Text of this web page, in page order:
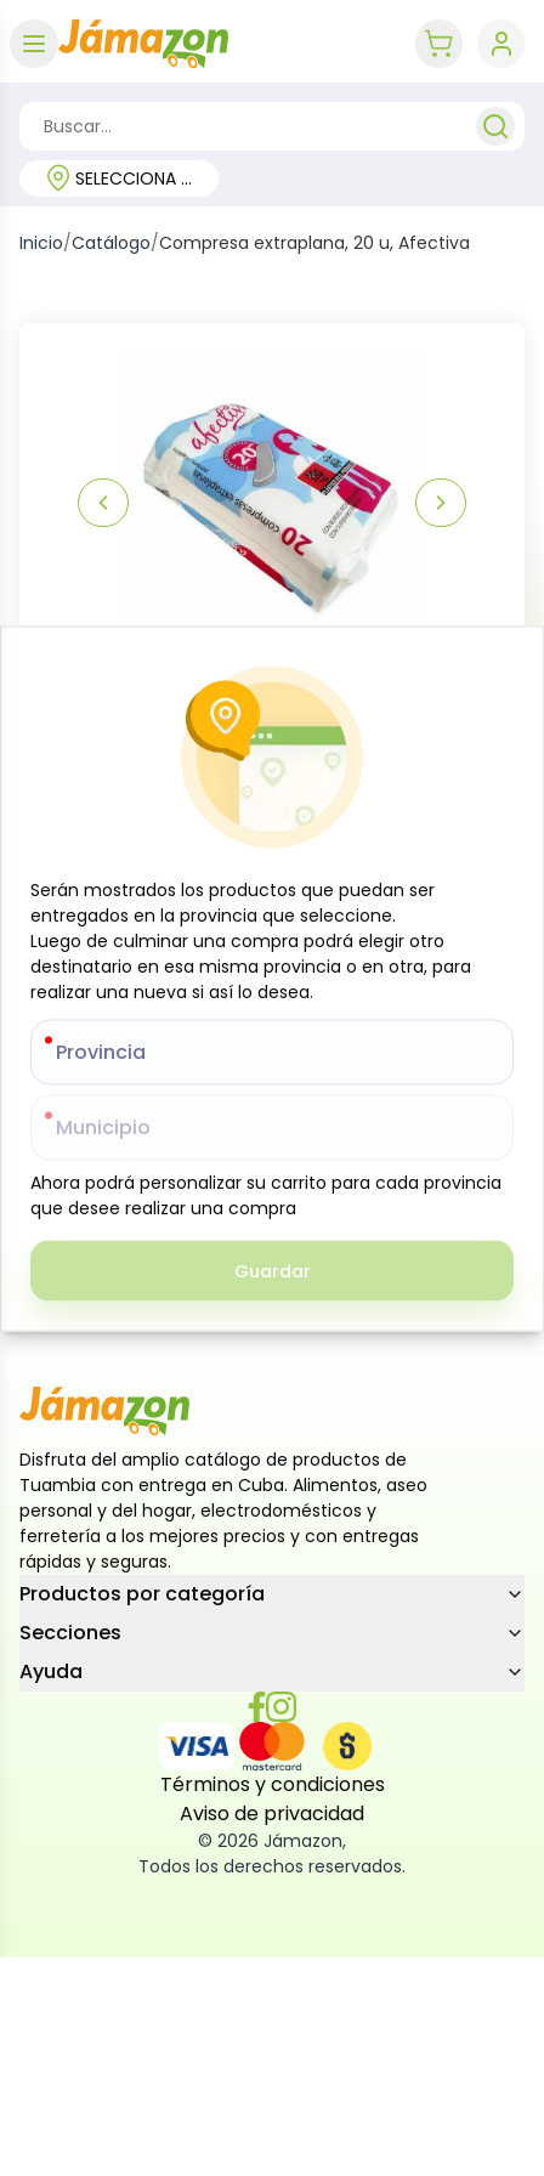
SELECCIONA TU REGIÓN
Inicio/Catálogo/Compresa extraplana, 20 u, Afectiva
Compresa extraplana, 20 u, Afectiva
B-JAM-001-1446
Especificaciones
-
Compresa extraplana, 20 u, Afectiva: diseñada para
brindar máxima comodidad y discreción, gracias a su
formato ultradelgado que se adapta suavemente al
cuerpo. Ofrece alta capacidad de absorción y
protección confiable durante todo el día, ayudando
a mantener una sensación de frescura y seguridad.
anatómico permite libertad de movimiento sin
molestias. Ideal para el uso diario, combinando
Disfruta del amplio catálogo de productos de
Tuambia con entrega en Cuba. Alimentos, aseo
personal y del hogar, electrodomésticos y
ferretería a los mejores precios y con entregas
rápidas y seguras.
Productos por categoría
Secciones
Ayuda
Términos y condiciones
Aviso de privacidad
© 2026 Jámazon,
Todos los derechos reservados.
Serán mostrados los productos que puedan ser
entregados en la provincia que seleccione.
Luego de culminar una compra podrá elegir otro
destinatario en esa misma provincia o en otra, para
realizar una nueva si así lo desea.
Provincia
Municipio
Ahora podrá personalizar su carrito para cada provincia
que desee realizar una compra
Guardar
Serán mostrados los productos que puedan ser
entregados en la provincia que seleccione.
Luego de culminar una compra podrá elegir otro
destinatario en esa misma provincia o en otra, para
realizar una nueva si así lo desea.
Provincia
Municipio
Ahora podrá personalizar su carrito para cada provincia
que desee realizar una compra
Guardar